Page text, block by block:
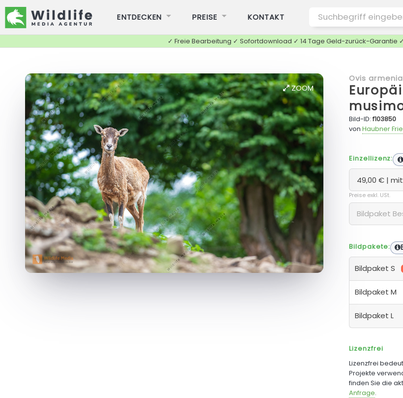
ENTDECKEN PREISE KONTAKT
✓ Freie Bearbeitung ✓ Sofortdownload ✓ 14 Tage Geld-zurück-Garantie
ZOOM
Ovis
Bild-ID:f103850
von Haubner
Einzellizenz:
Preise exkl. USt.
Bildpakete:
Bildpaket S
Bildpaket M
Bildpaket L
Lizenzfrei
Lizenzfrei
Projekte
finden Sie die
Anfrage.